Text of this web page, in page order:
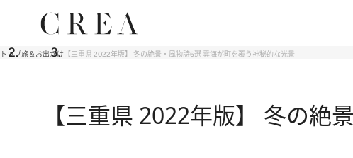
トップ旅＆お出かけ 【三重県 2022年版】 冬の絶景・風物詩6選 雲海が町を覆う神秘的な光景
【三重県 2022年版】 冬の